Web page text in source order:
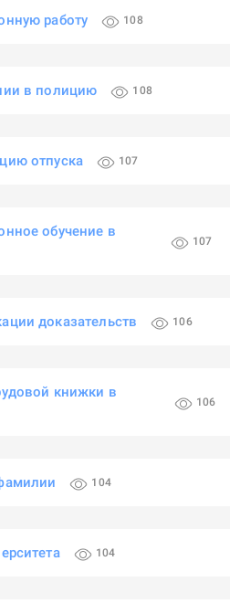
работу 108
в полицию 108
отпуска 107
обучение в
107
доказательств 106
книжки в
106
104
104